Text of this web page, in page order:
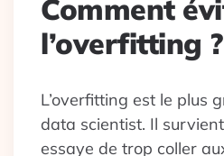
Comment
l’overfitting ?
L’overfitting est le plus
data scientist. Il
essaye de trop coller